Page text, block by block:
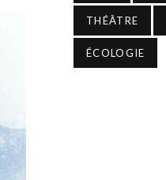
THÉÂTRE
ÉCOLOGIE